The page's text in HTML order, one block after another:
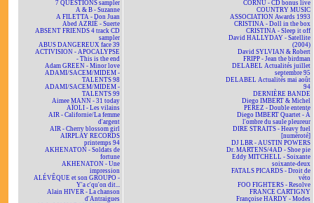
7 QUESTIONS sampler
A & B - Suzanne
A FILETTA - Don Juan
Abed AZRIÉ - Suerte
ABSENT FRIENDS 4 track CD
sampler
ABUS DANGEREUX face 39
ACTIVISION - APOCALYPSE
- This is the end
Adam GREEN - Minor love
ADAMI/SACEM/MIDEM -
TALENTS 98
ADAMI/SACEM/MIDEM -
TALENTS 99
Aimee MANN - 31 today
AÏOLI - Les vilains
AIR - Californie/La femme
d'argent
AIR - Cherry blossom girl
AIRPLAY RECORDS
printemps 94
AKHENATON - Soldats de
fortune
AKHENATON - Une
impression
ALÉVÊQUE et son GROUPO -
Y'a c'qu'on dit...
Alain HIVER - La chanson
d'Antraigues
CORNU - CD bonus live
COUNTRY MUSIC
ASSOCIATION Awards 1993
CRISTINA - Doll in the box
CRISTINA - Sleep it off
David HALLYDAY - Satellite
(2004)
David SYLVIAN & Robert
FRIPP - Jean the birdman
DELABEL Actualités juillet
septembre 95
DELABEL Actualités mai août
94
DERNIÈRE BANDE
Diego IMBERT & Michel
PEREZ - Double entente
Diego IMBERT Quartet - À
l'ombre du saule pleureur
DIRE STRAITS - Heavy fuel
[numéroté]
DJ LBR - AUSTIN POWERS
Dr. MARTENS/4AD - Shoe pie
Eddy MITCHELL - Soixante
soixante-deux
FATALS PICARDS - Droit de
véto
FOO FIGHTERS - Resolve
FRANCE CARTIGNY
Françoise HARDY - Modes